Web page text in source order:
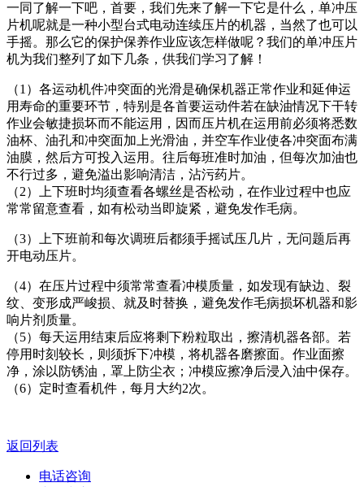
一同了解一下吧，首要，我们先来了解一下它是什么，单冲压
片机呢就是一种小型台式电动连续压片的机器，当然了也可以
手摇。那么它的保护保养作业应该怎样做呢？我们的单冲压片
机为我们整列了如下几条，供我们学习了解！
（1）各运动机件冲突面的光滑是确保机器正常作业和延伸运
用寿命的重要环节，特别是各首要运动件若在缺油情况下干转
作业会敏捷损坏而不能运用，因而压片机在运用前必须将悉数
油杯、油孔和冲突面加上光滑油，并空车作业使各冲突面布满
油膜，然后方可投入运用。往后每班准时加油，但每次加油也
不行过多，避免溢出影响清洁，沾污药片。
（2）上下班时均须查看各螺丝是否松动，在作业过程中也应
常常留意查看，如有松动当即旋紧，避免发作毛病。
（3）上下班前和每次调班后都须手摇试压几片，无问题后再
开电动压片。
（4）在压片过程中须常常查看冲模质量，如发现有缺边、裂
纹、变形成严峻损、就及时替换，避免发作毛病损坏机器和影
响片剂质量。
（5）每天运用结束后应将剩下粉粒取出，擦清机器各部。若
停用时刻较长，则须拆下冲模，将机器各磨擦面。作业面擦
净，涂以防锈油，罩上防尘衣；冲模应擦净后浸入油中保存。
（6）定时查看机件，每月大约2次。
返回列表
电话咨询